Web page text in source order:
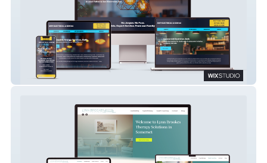
AWP Electrical